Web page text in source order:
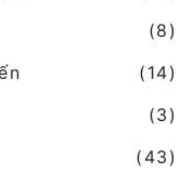
(8)
(14)
(3)
(43)